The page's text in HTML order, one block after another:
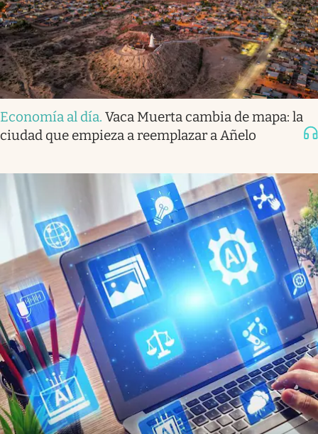
Economía al día. Vaca Muerta cambia de mapa: la
ciudad que empieza a reemplazar a Añelo